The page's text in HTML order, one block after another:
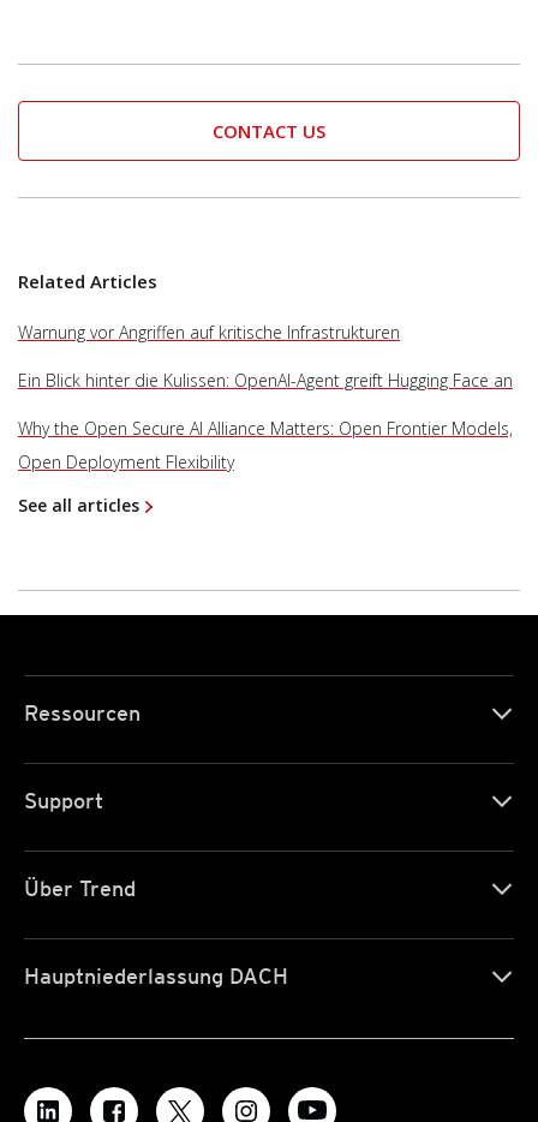
CONTACT US
Related Articles
Warnung vor Angriffen auf kritische Infrastrukturen
Ein Blick hinter die Kulissen: OpenAI-Agent greift Hugging Face an
Why the Open Secure AI Alliance Matters: Open Frontier Models,
Open Deployment Flexibility
See all articles
Ressourcen
Support
Über Trend
Hauptniederlassung DACH